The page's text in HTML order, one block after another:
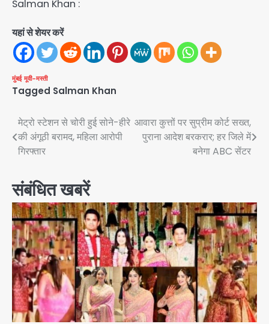
Salman Khan :
यहां से शेयर करें
मुंबई मूवी-मस्ती
Tagged Salman Khan
Post
navigation
मेट्रो स्टेशन से चोरी हुई सोने-हीरे
की अंगूठी बरामद, महिला आरोपी
गिरफ्तार
आवारा कुत्तों पर सुप्रीम कोर्ट सख्त,
पुराना आदेश बरकरार; हर जिले में
बनेगा ABC सेंटर
संबंधित खबरें